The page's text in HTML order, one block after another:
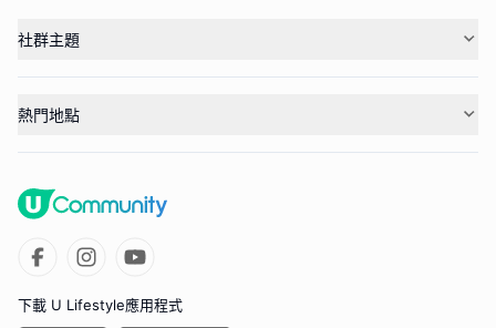
社群主題
熱門地點
下載 U Lifestyle應用程式